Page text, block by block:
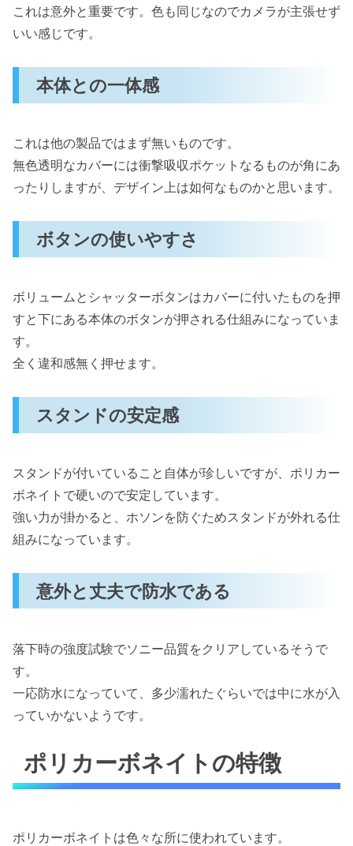
これは意外と重要です。色も同じなのでカメラが主張せず
いい感じです。
本体との一体感
これは他の製品ではまず無いものです。
無色透明なカバーには衝撃吸収ポケットなるものが角にあ
ったりしますが、デザイン上は如何なものかと思います。
ボタンの使いやすさ
ボリュームとシャッターボタンはカバーに付いたものを押
すと下にある本体のボタンが押される仕組みになっていま
す。
全く違和感無く押せます。
スタンドの安定感
スタンドが付いていること自体が珍しいですが、ポリカー
ボネイトで硬いので安定しています。
強い力が掛かると、ホソンを防ぐためスタンドが外れる仕
組みになっています。
意外と丈夫で防水である
落下時の強度試験でソニー品質をクリアしているそうで
す。
一応防水になっていて、多少濡れたぐらいでは中に水が入
っていかないようです。
ポリカーボネイトの特徴
ポリカーボネイトは色々な所に使われています。